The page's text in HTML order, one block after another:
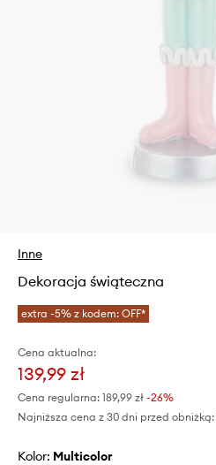
Inne
Dekoracja świąteczna
extra -5% z kodem: OFF*
Cena aktualna:
139,99 zł
Cena regularna: 189,99 zł -26%
Najniższa cena z 30 dni przed obniżką:
Kolor: multicolor